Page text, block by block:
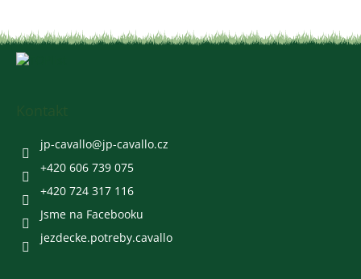
jp-cavallo@jp-cavallo.cz
+420 606 739 075
+420 724 317 116
Jsme na Facebooku
jezdecke.potreby.cavallo